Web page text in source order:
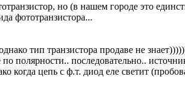
но (в нашем городе это
фототранзистора...
тип транзистора продаве не
полярности.. последовательно..
когда цепь с ф.т. диод еле светит